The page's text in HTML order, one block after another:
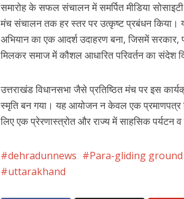
समारोह के सफल संचालन में समर्पित मीडिया
मंच संचालन तक हर स्तर पर उत्कृष्ट प्रबंधन किया।
अभियान का एक आदर्श उदाहरण बना, जिसमें सरकार,
मिलकर समाज में कौशल आधारित परिवर्तन का संदेश
उत्तराखंड विधानसभा जैसे प्रतिष्ठित मंच पर इस
स्मृति बन गया। यह आयोजन न केवल एक प्रमाणपत्र
लिए एक प्रेरणास्त्रोत और राज्य में साहसिक पर्यटन
dehradunnews Para-gliding
uttarakhand